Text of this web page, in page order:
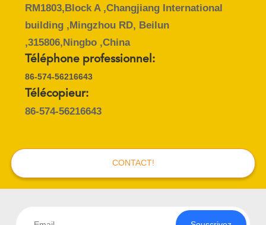
RM1803,Block A ,Changjiang International
building ,Mingzhou RD, Beilun
,315806,Ningbo ,China
Téléphone professionnel:
86-574-56216643
Télécopieur:
86-574-56216643
CONTACT!